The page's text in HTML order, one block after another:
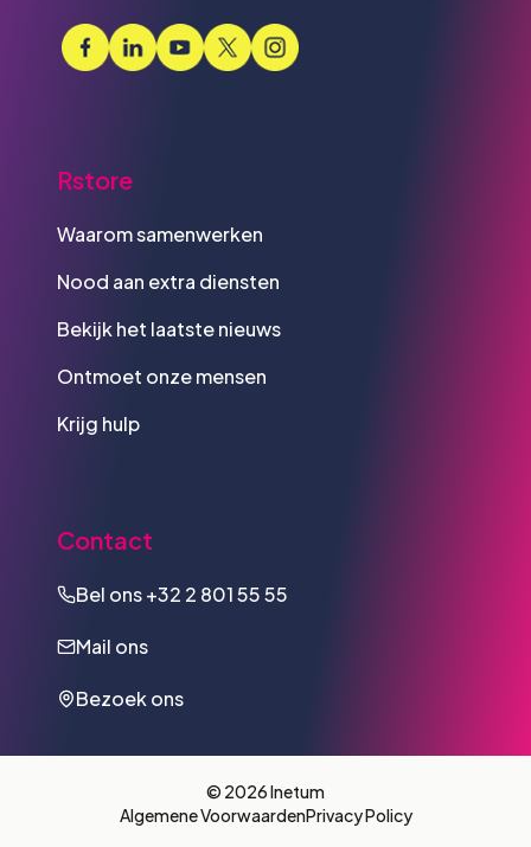
Rstore
Waarom samenwerken
Nood aan extra diensten
Bekijk het laatste nieuws
Ontmoet onze mensen
Krijg hulp
Contact
Bel ons+32 2 801 55 55
Mail ons
Bezoek ons
© 2026 Inetum
Algemene VoorwaardenPrivacy Policy